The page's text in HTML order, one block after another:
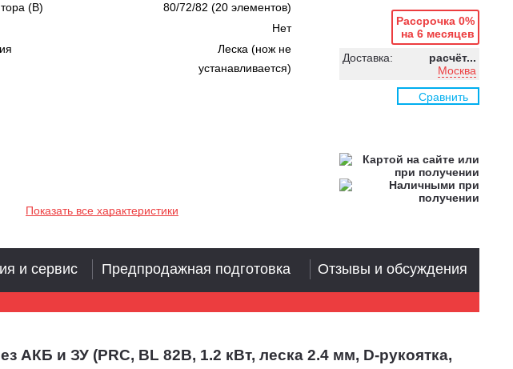
(В)
80/72/82 (20 элементов)
Нет
Леска (нож не
устанавливается)
Показать все характеристики
Рассрочка 0%
на 6 месяцев
Доставка:
расчёт...
Москва
Сравнить
и ЗУ (PRC, BL 82В, 1.2 кВт, леска 2.4 мм, D-рукоятка,
и сервис Предпродажная подготовка Отзывы и обсуждения